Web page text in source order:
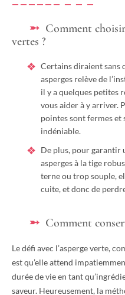
Comment
vertes ?
Certains diraient sans
asperges relève de
il y a quelques petites
vous aider à y arriver.
pointes sont fermes et
indéniable.
De plus, pour garantir
asperges à la tige
terne ou trop souple,
cuite, et donc de
Comment
Le défi avec l’asperge verte,
est qu’elle attend
durée de vie en tant
saveur. Heureusement, la